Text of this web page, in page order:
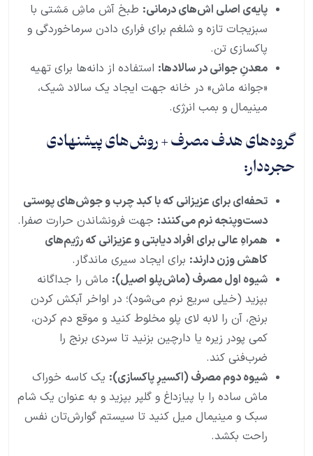
پایه‌ی اصلی اش‌های درمانی: طبخ آش ماشِ مَشتی با
سبزیجات تازه و شلغم برای فراری دادن سرماخوردگی و
پاکسازی تن.
معدنِ جوانی در سالادها: استفاده از دانه‌ها برای تهیه
«جوانه ماش» در خانه جهت ایجاد یک سالاد شیک،
مینیمال و بمب انرژی.
گروه‌های هدف مصرف + روش‌های پیشنهادی
حجره‌دار:
تحفه‌ای برای عزیزانی که با کبد چرب و جوش‌های پوستی
دست‌وپنجه نرم می‌کنند: جهت فرونشاندن حرارت صفرا.
همراهِ عالی برای افراد دیابتی و عزیزانی که رژیم‌های
کاهش وزن دارند: برای ایجاد سیری ماندگار.
شیوه اول مصرف (ماش‌پلو اصیل): ماش را جداگانه
بپزید (خیلی سریع نرم می‌شود)؛ در اواخر آبکش کردن
برنج، آن را لابه لای پلو مخلوط کنید و موقع دم کردن،
کمی پودر زیره یا دارچین بزنید تا سردی برنج را
ضرب‌فنی کند.
شیوه دوم مصرف (اکسیرِ پاکسازی): یک کاسه خوراک
ماش ساده را با پیازداغ و گلپر بپزید و به عنوان یک شام
سبک و مینیمال میل کنید تا سیستم گوارش‌تان نفس
راحت بکشد.